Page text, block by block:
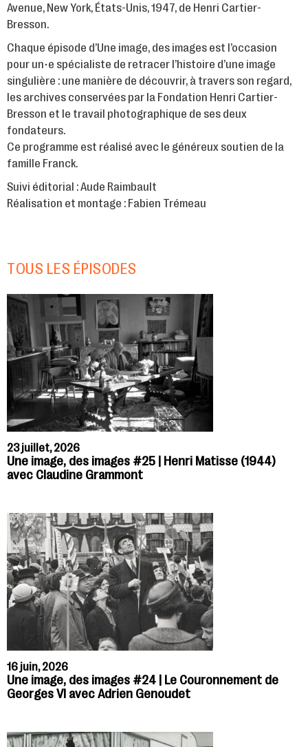
Avenue, New York, États-Unis, 1947, de Henri Cartier-
Bresson.
Chaque épisode d’Une image, des images est l’occasion
pour un•e spécialiste de retracer l’histoire d’une image
singulière : une manière de découvrir, à travers son regard,
les archives conservées par la Fondation Henri Cartier-
Bresson et le travail photographique de ses deux
fondateurs.
Ce programme est réalisé avec le généreux soutien de la
famille Franck.
Suivi éditorial : Aude Raimbault
Réalisation et montage : Fabien Trémeau
TOUS LES ÉPISODES
23 juillet, 2026
Une image, des images #25 | Henri Matisse (1944)
avec Claudine Grammont
16 juin, 2026
Une image, des images #24 | Le Couronnement de
Georges VI avec Adrien Genoudet